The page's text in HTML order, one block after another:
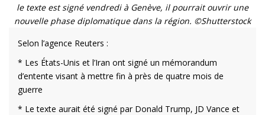
le texte est signé vendredi à Genève, il pourrait ouvrir une
nouvelle phase diplomatique dans la région. ©Shutterstock
Selon l’agence Reuters :
* Les États-Unis et l’Iran ont signé un mémorandum
d’entente visant à mettre fin à près de quatre mois de
guerre
* Le texte aurait été signé par Donald Trump, JD Vance et